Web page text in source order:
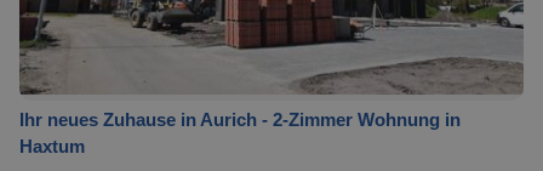
Ihr neues Zuhause in Aurich - 2-Zimmer Wohnung in
Haxtum